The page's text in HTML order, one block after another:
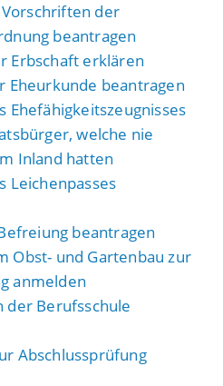
der
beantragen
Erbschaft erklären
Eheurkunde beantragen
Ehefähigkeitszeugnisses
welche nie
Inland hatten
Leichenpasses
beantragen
Obst- und Gartenbau zur
anmelden
der Berufsschule
Abschlussprüfung